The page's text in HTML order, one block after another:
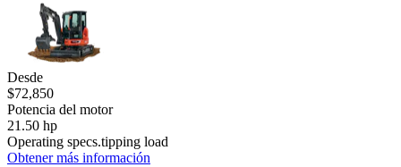
Desde
$72,850
Potencia del motor
21.50 hp
Operating specs.tipping load
Obtener más información